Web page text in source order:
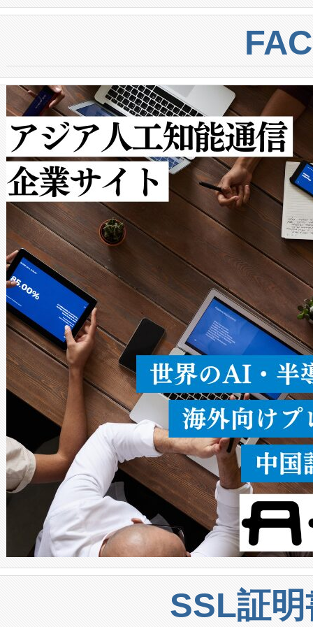
centers. Voltaiqは、ai&のAI
からシステム統合、試運転、
クルの各段階のデータを監視
[…]
ートル先まで検出でき、これ
トに対して約600メートルに
では、反射率10％のターゲッ
で向上し、最大検知距離は
ットだけで最大1キロメート
ルの変電所周囲を監視でき、
作業と点群処理を簡素化でき
Avia 2は、2種類のFOVオプシ
× 80°のノーマルモード、長
ードを切り替えて使用するこ
ることなく、単一のデバイス
うにします。遠距離まで届く
密度なスキャ […]
SSL証